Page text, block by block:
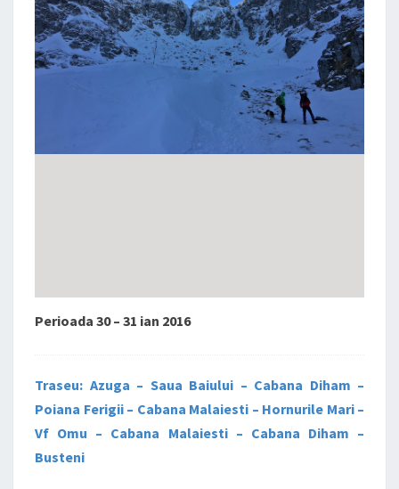
Perioada 30 – 31 ian 2016
Traseu: Azuga – Saua Baiului – Cabana Diham –
Poiana Ferigii – Cabana Malaiesti – Hornurile Mari –
Vf Omu – Cabana Malaiesti – Cabana Diham –
Busteni